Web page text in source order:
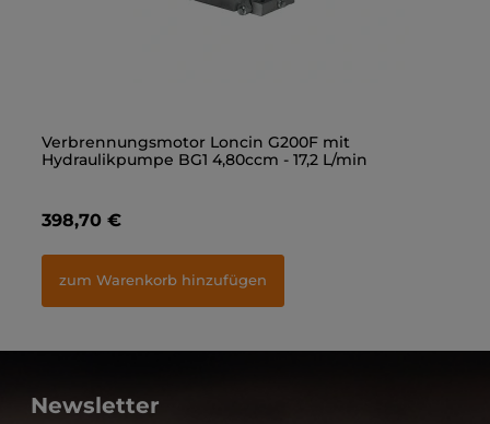
Verbrennungsmotor Loncin G200F mit
Hydraulikpumpe BG1 4,80ccm - 17,2 L/min
398,70 €
zum Warenkorb hinzufügen
Gerade Einschraubverschraubung 3/8" - M18x1,5
1,40 €
zum Warenkorb hinzufügen
Newsletter